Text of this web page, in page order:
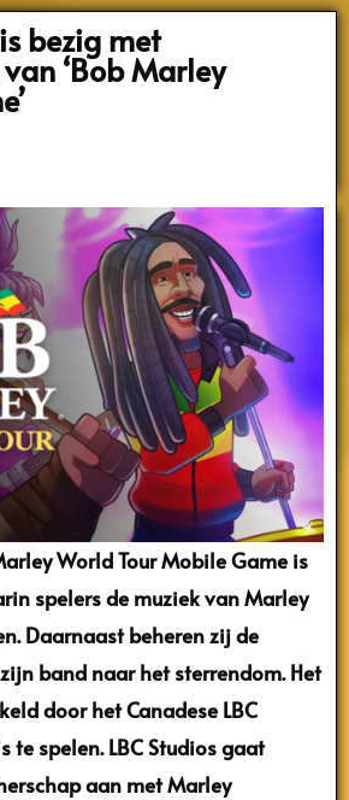
bezig met
‘Bob Marley
World Tour Mobile Game is
spelers de muziek van Marley
Daarnaast beheren zij de
band naar het sterrendom. Het
door het Canadese LBC
te spelen. LBC Studios gaat
aan met Marley